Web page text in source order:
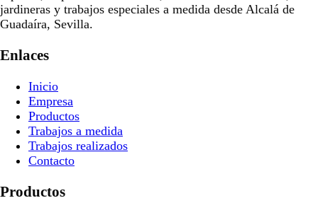
jardineras y trabajos especiales a medida desde Alcalá de
Guadaíra, Sevilla.
Enlaces
Inicio
Empresa
Productos
Trabajos a medida
Trabajos realizados
Contacto
Productos